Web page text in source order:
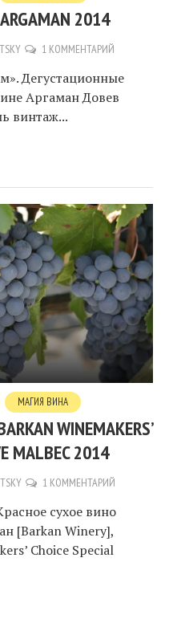
2014
1 КОММЕНТАРИЙ
Дегустационные
Аргаман Довев
винтаж...
МАГИЯ ВИНА
WINEMAKERS’
MALBEC 2014
1 КОММЕНТАРИЙ
сухое вино
[Barkan Winery],
Choice Special